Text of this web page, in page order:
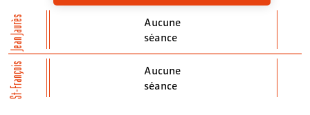
Jean Jaurès
St-François
Aucune
séance
Aucune
séance